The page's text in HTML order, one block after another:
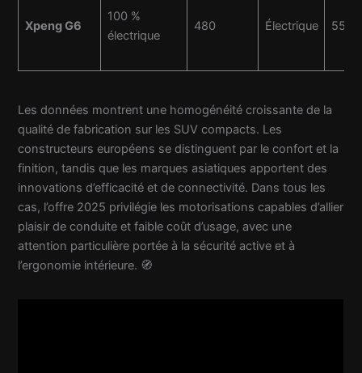
Xpeng G6
100 %
électrique
480 Électrique 550
Les données montrent une homogénéité croissante de la
qualité de fabrication sur les SUV compacts. Les
constructeurs européens se distinguent par le confort et la
finition, tandis que les marques asiatiques apportent des
innovations d’efficacité et de connectivité. Dans tous les
cas, l’offre 2025 privilégie les motorisations capables d’allier
plaisir de conduite et faible coût d’usage, avec une
attention particulière portée à la sécurité active et à
l’ergonomie intérieure. 🧭